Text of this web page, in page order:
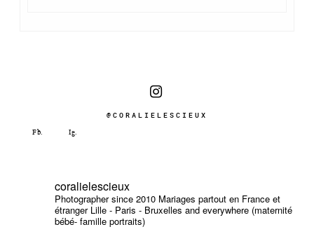
@CORALIELESCIEUX
coralielescieux
Photographer since 2010 Mariages partout en France et
étranger Lille - Paris - Bruxelles and everywhere (maternité
bébé- famille portraits)